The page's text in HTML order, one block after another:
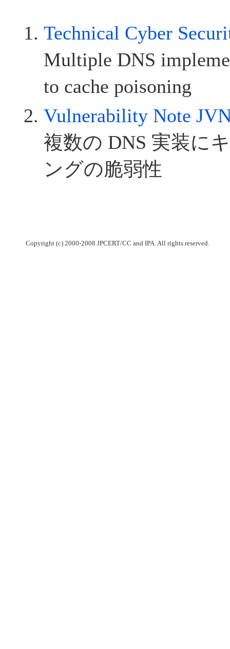
Technical Cyber
Multiple DNS
to cache poisoning
Vulnerability Note
複数の DNS 実装に
ングの脆弱性
Copyright (c) 2000-2008 JPCERT/CC and IPA. All rights reserved.